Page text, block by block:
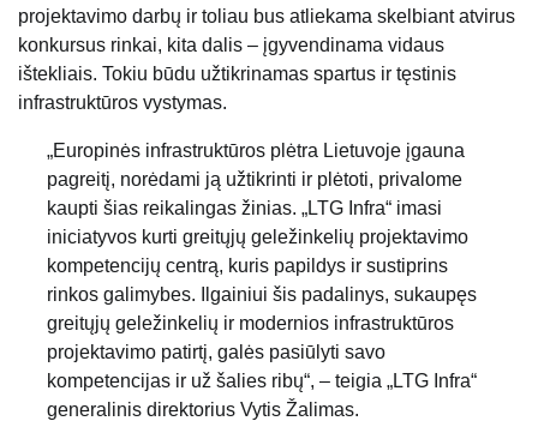
projektavimo darbų ir toliau bus atliekama skelbiant atvirus
konkursus rinkai, kita dalis – įgyvendinama vidaus
ištekliais. Tokiu būdu užtikrinamas spartus ir tęstinis
infrastruktūros vystymas.
„Europinės infrastruktūros plėtra Lietuvoje įgauna
pagreitį, norėdami ją užtikrinti ir plėtoti, privalome
kaupti šias reikalingas žinias. „LTG Infra“ imasi
iniciatyvos kurti greitųjų geležinkelių projektavimo
kompetencijų centrą, kuris papildys ir sustiprins
rinkos galimybes. Ilgainiui šis padalinys, sukaupęs
greitųjų geležinkelių ir modernios infrastruktūros
projektavimo patirtį, galės pasiūlyti savo
kompetencijas ir už šalies ribų“, – teigia „LTG Infra“
generalinis direktorius Vytis Žalimas.